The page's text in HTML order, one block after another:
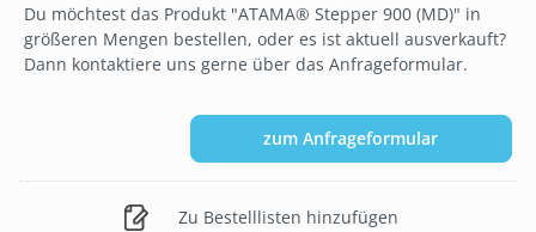
Du möchtest das Produkt "ATAMA® Stepper 900 (MD)" in
größeren Mengen bestellen, oder es ist aktuell ausverkauft?
Dann kontaktiere uns gerne über das Anfrageformular.
zum Anfrageformular
Zu Bestelllisten hinzufügen